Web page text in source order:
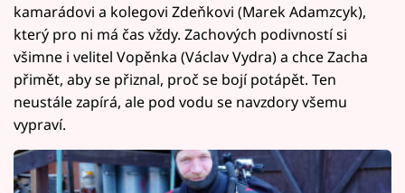
kamarádovi a kolegovi Zdeňkovi (Marek Adamzcyk),
který pro ni má čas vždy. Zachových podivností si
všimne i velitel Vopěnka (Václav Vydra) a chce Zacha
přimět, aby se přiznal, proč se bojí potápět. Ten
neustále zapírá, ale pod vodu se navzdory všemu
vypraví.